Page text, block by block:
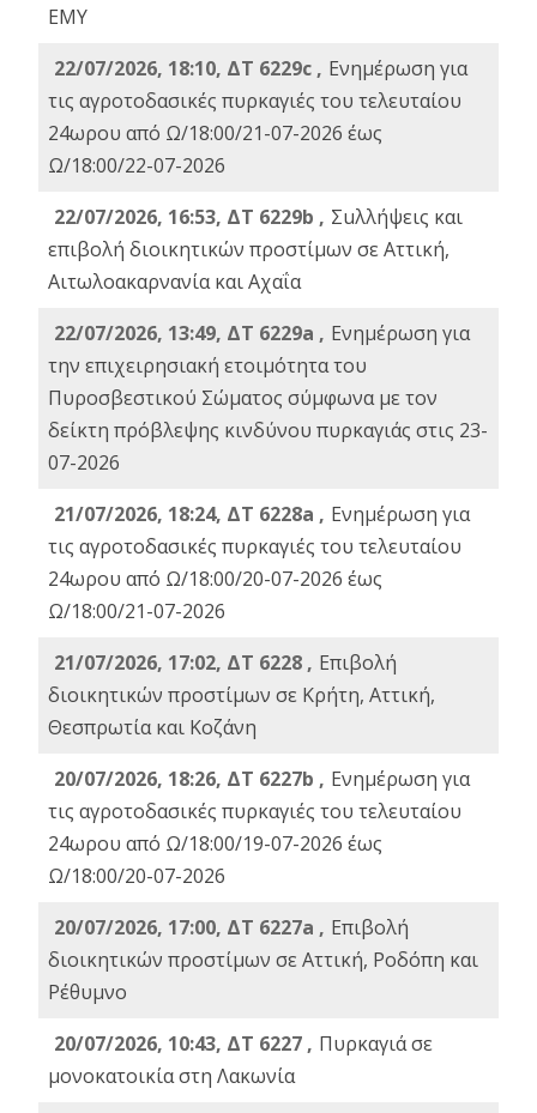
ΕΜΥ
22/07/2026, 18:10, ΔΤ 6229c , Ενημέρωση για
τις αγροτοδασικές πυρκαγιές του τελευταίου
24ωρου από Ω/18:00/21-07-2026 έως
Ω/18:00/22-07-2026
22/07/2026, 16:53, ΔΤ 6229b , Σuλλήψεις και
επιβολή διοικητικών προστίμων σε Αττική,
Αιτωλοακαρνανία και Αχαΐα
22/07/2026, 13:49, ΔΤ 6229a , Ενημέρωση για
την επιχειρησιακή ετοιμότητα του
Πυροσβεστικού Σώματος σύμφωνα με τον
δείκτη πρόβλεψης κινδύνου πυρκαγιάς στις 23-
07-2026
21/07/2026, 18:24, ΔΤ 6228a , Ενημέρωση για
τις αγροτοδασικές πυρκαγιές του τελευταίου
24ωρου από Ω/18:00/20-07-2026 έως
Ω/18:00/21-07-2026
21/07/2026, 17:02, ΔΤ 6228 , Επιβολή
διοικητικών προστίμων σε Κρήτη, Αττική,
Θεσπρωτία και Κοζάνη
20/07/2026, 18:26, ΔΤ 6227b , Ενημέρωση για
τις αγροτοδασικές πυρκαγιές του τελευταίου
24ωρου από Ω/18:00/19-07-2026 έως
Ω/18:00/20-07-2026
20/07/2026, 17:00, ΔΤ 6227a , Επιβολή
διοικητικών προστίμων σε Αττική, Ροδόπη και
Ρέθυμνο
20/07/2026, 10:43, ΔΤ 6227 , Πυρκαγιά σε
μονοκατοικία στη Λακωνία